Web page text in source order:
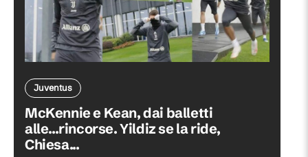
Juventus
McKennie e Kean, dai balletti
alle...rincorse. Yildiz se la ride,
Chiesa...